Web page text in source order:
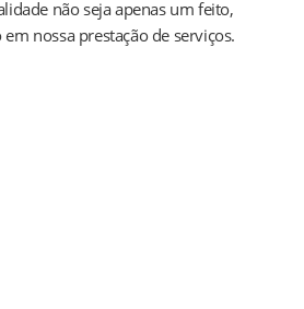
não seja apenas um feito,
nossa prestação de serviços.